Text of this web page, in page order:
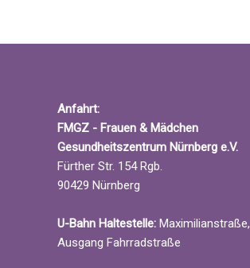
Anfahrt:
FMGZ - Frauen & Mädchen
Gesundheitszentrum Nürnberg e.V.
Fürther Str. 154 Rgb.
90429 Nürnberg
U-Bahn Haltestelle: Maximilianstraße,
Ausgang Fahrradstraße